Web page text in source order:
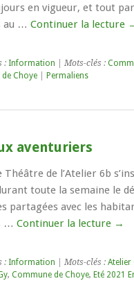
en vigueur, et tout
au …Continuer la lecture
: Information | Mots-clés :
Choye
Permaliens
aventuriers
Théâtre de l’Atelier 6b
toute la semaine le
partagées avec les
…Continuer la lecture →
: Information | Mots-clés :Atelier
,Commune de Choye, Eté 2021